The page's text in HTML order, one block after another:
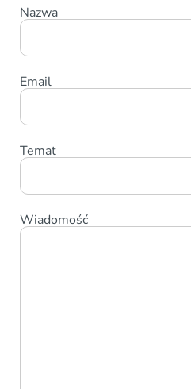
Nazwa
Email
Temat
Wiadomość